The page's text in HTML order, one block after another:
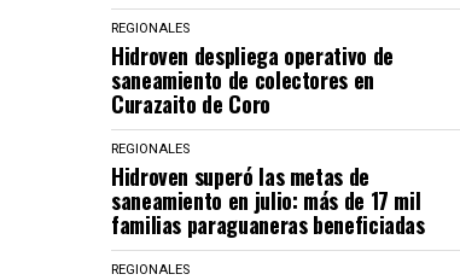
REGIONALES
Hidroven despliega operativo de
saneamiento de colectores en
Curazaito de Coro
REGIONALES
Hidroven superó las metas de
saneamiento en julio: más de 17 mil
familias paraguaneras beneficiadas
REGIONALES